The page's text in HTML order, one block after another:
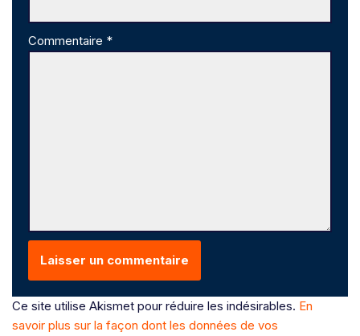
Commentaire *
Ce site utilise Akismet pour réduire les indésirables. En
savoir plus sur la façon dont les données de vos